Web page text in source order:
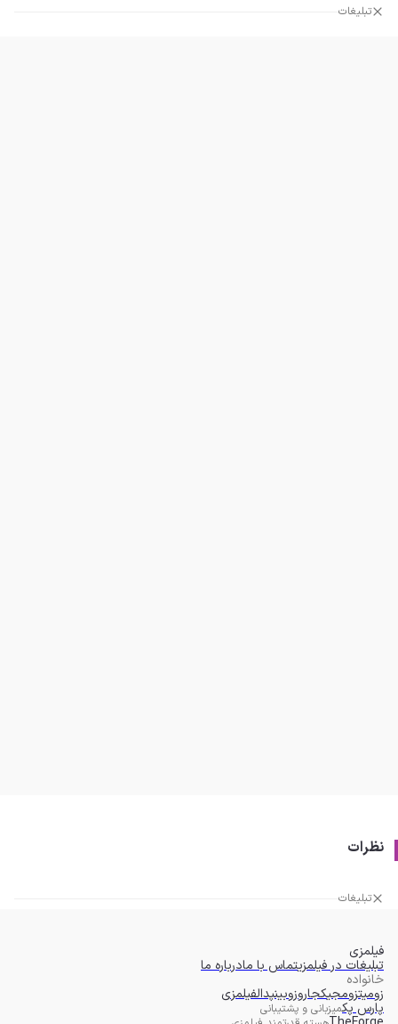
تبلیغات
نظرات
تبلیغات
فیلمزی
تبلیغات در فیلمزیتماس با مادرباره ما
خانواده
زومیتزومجیکجاروزوبینپدالفیلمزی
پارس پکمیزبانی و پشتیبانی